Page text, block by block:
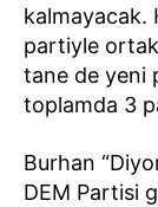
kalmayacak.
partiyle
tane de yeni
toplamda 3
Burhan
DEM Partisi